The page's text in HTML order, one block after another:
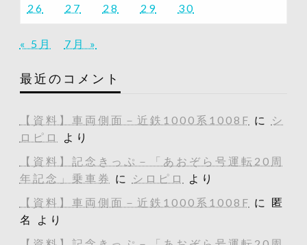
26 27 28 29 30
« 5月 7月 »
最近のコメント
【資料】車両側面－近鉄1000系1008F に
シ
ロピロ
より
【資料】記念きっぷ－「あおぞら号運転20周
年記念」乗車券 に シロピロ
より
【資料】車両側面－近鉄1000系1008F に 匿
名
より